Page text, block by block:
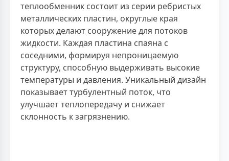
теплообменник состоит из серии ребристых
металлических пластин, округлые края
которых делают сооружение для потоков
жидкости. Каждая пластина спаяна с
соседними, формируя непроницаемую
структуру, способную выдерживать высокие
температуры и давления. Уникальный дизайн
показывает турбулентный поток, что
улучшает теплопередачу и снижает
склонность к загрязнению.